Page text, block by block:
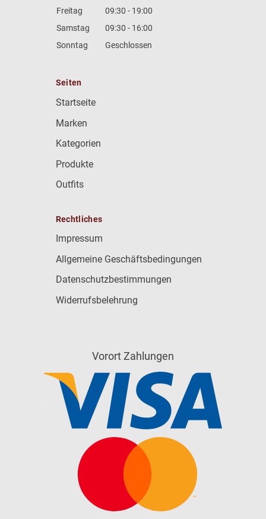
Freitag
09:30 - 19:00
Samstag
09:30 - 16:00
Sonntag
Geschlossen
Seiten
Startseite
Marken
Kategorien
Produkte
Outfits
Rechtliches
Impressum
Allgemeine Geschäftsbedingungen
Datenschutzbestimmungen
Widerrufsbelehrung
Vorort Zahlungen